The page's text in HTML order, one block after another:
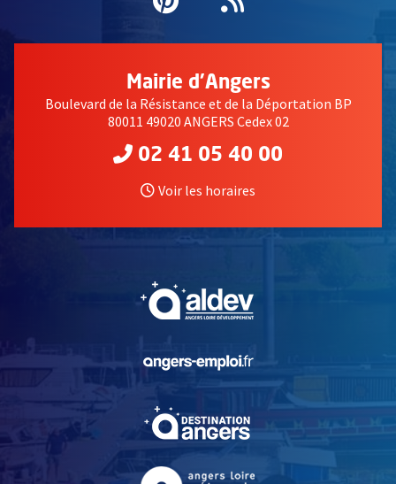
Mairie d'Angers
Boulevard de la Résistance et de la Déportation BP
80011 49020 ANGERS Cedex 02
02 41 05 40 00
Voir les horaires
, Ouvre une nouvelle
, Ouvre une nouvelle